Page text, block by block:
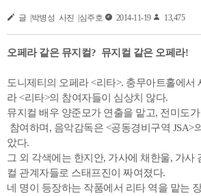
글 |박병성 사진 |심주호 2014-11-19 13,475
오페라 같은 뮤지컬? 뮤지컬 같은 오페라!
도니제티의 오페라 <리타>. 충무아트홀에서
라 <리타>의 참여자들이 심상치 않다.
뮤지컬 배우 양준모가 연출을 맡고, 전미도
참여하며, 음악감독은 <공동경비구역 JSA>
았다.
그 외 각색에는 한지안, 가사에 채한울, 가사
컬 관계자들로 스태프진이 짜여졌다.
네 명이 등장하는 작품에서 리타 역을 맡는